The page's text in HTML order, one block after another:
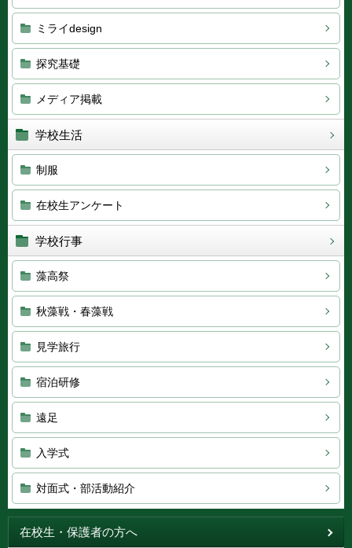
ミライdesign
探究基礎
メディア掲載
学校生活
制服
在校生アンケート
学校行事
藻高祭
秋藻戦・春藻戦
見学旅行
宿泊研修
遠足
入学式
対面式・部活動紹介
在校生・保護者の方へ